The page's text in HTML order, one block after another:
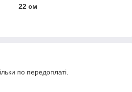
22 см
по передоплаті.